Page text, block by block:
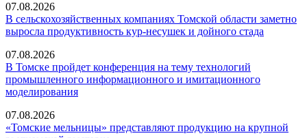
07.08.2026
В сельскохозяйственных компаниях Томской области заметно
выросла продуктивность кур-несушек и дойного стада
07.08.2026
В Томске пройдет конференция на тему технологий
промышленного информационного и имитационного
моделирования
07.08.2026
«Томские мельницы» представляют продукцию на крупной